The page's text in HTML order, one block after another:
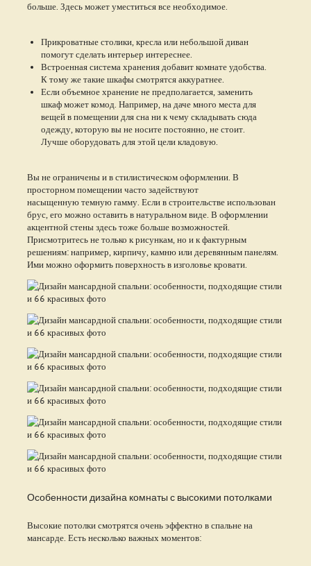
больше. Здесь может уместиться все необходимое.
Прикроватные столики, кресла или небольшой диван
помогут сделать интерьер интереснее.
Встроенная система хранения добавит комнате удобства.
К тому же такие шкафы смотрятся аккуратнее.
Если объемное хранение не предполагается, заменить
шкаф может комод. Например, на даче много места для
вещей в помещении для сна ни к чему складывать сюда
одежду, которую вы не носите постоянно, не стоит.
Лучше оборудовать для этой цели кладовую.
Вы не ограничены и в стилистическом оформлении. В
просторном помещении часто задействуют
насыщенную темную гамму. Если в строительстве использован
брус, его можно оставить в натуральном виде. В оформлении
акцентной стены здесь тоже больше возможностей.
Присмотритесь не только к рисункам, но и к фактурным
решениям: например, кирпичу, камню или деревянным панелям.
Ими можно оформить поверхность в изголовье кровати.
Особенности дизайна комнаты с высокими потолками
Высокие потолки смотрятся очень эффектно в спальне на
мансарде. Есть несколько важных моментов: